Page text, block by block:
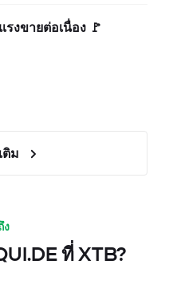
รงขายต่อเนื่อง 🚩
ติม
ง
ที่ XTB?